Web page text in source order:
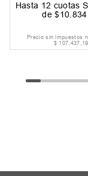
Hasta 12 cuotas
de$10.834
Precio sin impuestos
$ 107.437,19